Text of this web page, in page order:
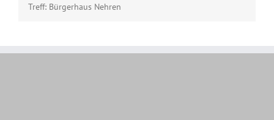
Treff: Bürgerhaus Nehren